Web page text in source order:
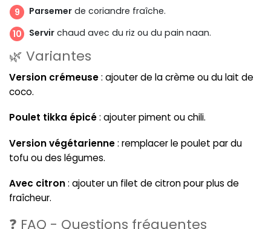
Parsemer de coriandre fraîche.
Servir chaud avec du riz ou du pain naan.
🌿 Variantes
Version crémeuse: ajouter de la crème ou du lait de
coco.
Poulet tikka épicé: ajouter piment ou chili.
Version végétarienne: remplacer le poulet par du
tofu ou des légumes.
Avec citron: ajouter un filet de citron pour plus de
fraîcheur.
❓ FAQ - Questions fréquentes